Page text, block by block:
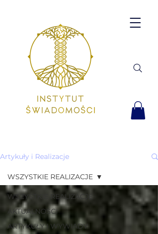
Artykuły i Realizacje
WSZYSTKIE REALIZACJE
AKTUALNOŚCI
ARTYKUŁY I WYWIADY
WSZYSTKIE REALIZACJE